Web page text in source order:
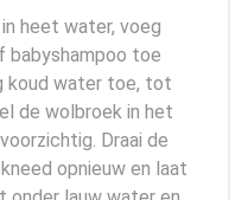
heet water, voeg
babyshampoo toe
koud water toe, tot
de wolbroek in het
Draai de
opnieuw en laat